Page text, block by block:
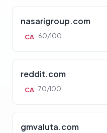
nasarigroup.com
CA 60/100
reddit.com
CA 70/100
gmvaluta.com